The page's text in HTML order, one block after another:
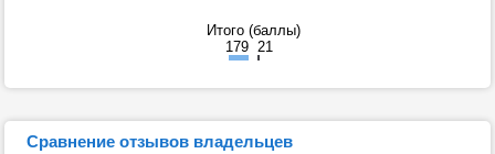
Итого (баллы)
179 21
Сравнение отзывов владельцев